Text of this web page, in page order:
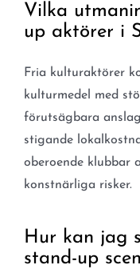
Vilka
up aktörer i
Fria kulturaktörer
kulturmedel med
förutsägbara
stigande
oberoende klubbar
konstnärliga risker.
Hur kan jag
stand-up